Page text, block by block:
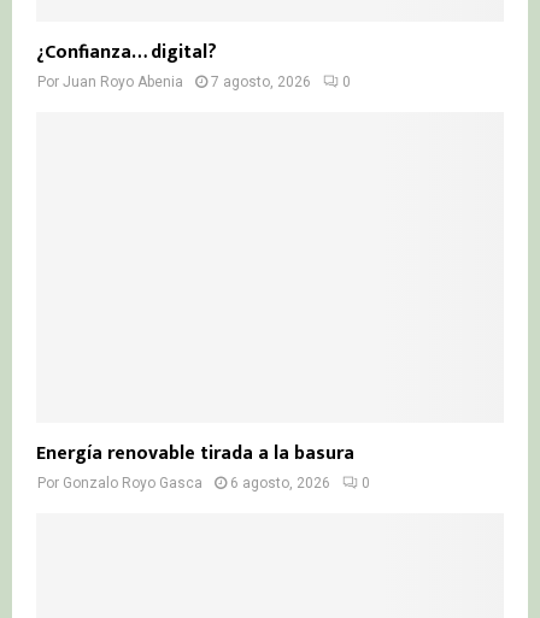
¿Confianza… digital?
Por Juan Royo Abenia 7 agosto, 2026 0
Energía renovable tirada a la basura
Por Gonzalo Royo Gasca 6 agosto, 2026 0